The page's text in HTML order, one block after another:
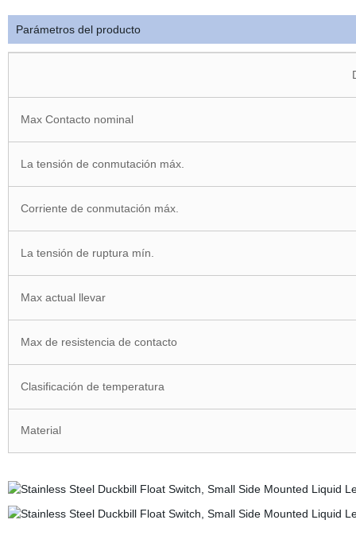
Parámetros del producto
Max Contacto nominal
La tensión de conmutación máx.
Corriente de conmutación máx.
La tensión de ruptura mín.
Max actual llevar
Max de resistencia de contacto
Clasificación de temperatura
Material